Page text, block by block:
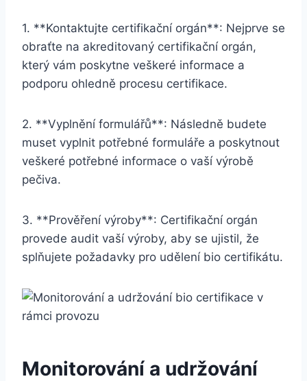
1. **Kontaktujte certifikační orgán**: Nejprve se
obraťte na⁤ akreditovaný certifikační orgán,‌
který vám poskytne veškeré informace a
podporu ohledně procesu certifikace.
2. **Vyplnění formulářů**: Následně‍ budete
muset⁢ vyplnit potřebné formuláře a poskytnout
veškeré potřebné informace o vaší výrobě
pečiva.
3. **Prověření výroby**: Certifikační orgán
provede audit‌ vaší výroby, aby ​se ujistil, že
splňujete požadavky pro udělení bio certifikátu.
Monitorování a udržování‌